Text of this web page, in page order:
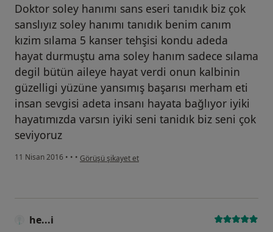
Doktor soley hanımı sans eseri tanıdık biz çok
sanslıyız soley hanımı tanıdık benim canım
kızim sılama 5 kanser tehşisi kondu adeda
hayat durmuştu ama soley hanım sadece sılama
degil bütün aileye hayat verdi onun kalbinin
güzelligi yüzüne yansımış başarısı merham eti
insan sevgisi adeta insanı hayata bağlıyor iyiki
hayatımızda varsın iyiki seni tanidık biz seni çok
seviyoruz
11 Nisan 2016 • • • kullanıcının görüşüne göre he...i
Görüşü şikayet et
he...i